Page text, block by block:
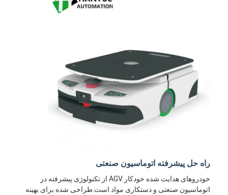
راه حل پیشرفته اتوماسیون صنعتی
خودروهای هدایت شده خودکار AGV از تکنولوژی پیشرفته در
اتوماسیون صنعتی و دستکاری مواد است.طراحی شده برای بهینه